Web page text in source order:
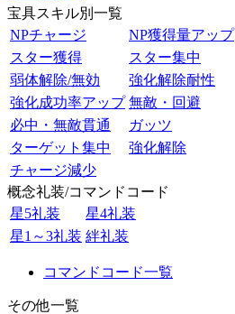
宝具スキル別一覧
NPチャージ
NP獲得量アップ
スター獲得
スター集中
弱体解除/無効
強化解除耐性
強化成功率アップ 無敵・回避
必中・無敵貫通
ガッツ
ターゲット集中
強化解除
チャージ減少
概念礼装/コマンドコード
星5礼装
星4礼装
星1～3礼装 絆礼装
コマンドコード一覧
その他一覧